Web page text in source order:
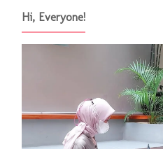
Hi, Everyone!